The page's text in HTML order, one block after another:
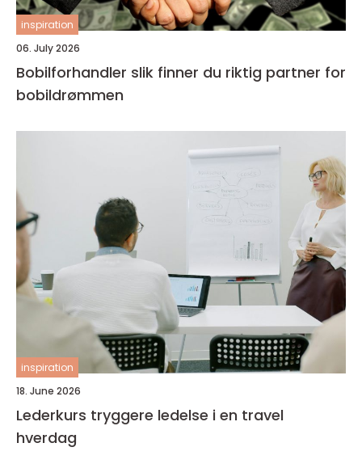
inspiration
06. July 2026
Bobilforhandler slik finner du riktig partner for
bobildrømmen
inspiration
18. June 2026
Lederkurs tryggere ledelse i en travel
hverdag